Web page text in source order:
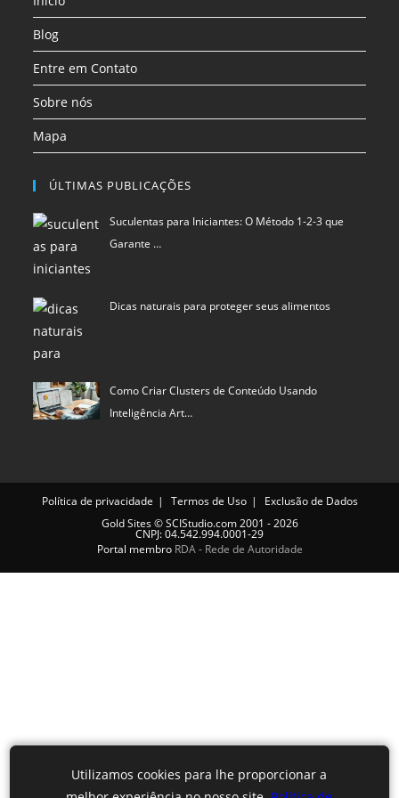
aba
aba
aba
Blog
Entre em Contato
Sobre nós
Mapa
ÚLTIMAS PUBLICAÇÕES
Suculentas para Iniciantes: O Método 1-2-3 que
Garante …
Dicas naturais para proteger seus alimentos
Como Criar Clusters de Conteúdo Usando
Inteligência Art…
Política de privacidade Termos de Uso
Exclusão de Dados
Gold Sites©SCIStudio.com2001 - 2026
CNPJ: 04.542.994.0001-29
Portal membro RDA - Rede de Autoridade
Utilizamos cookies para lhe proporcionar a